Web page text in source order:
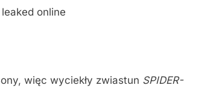
online
więc wyciekły zwiastun SPIDER-